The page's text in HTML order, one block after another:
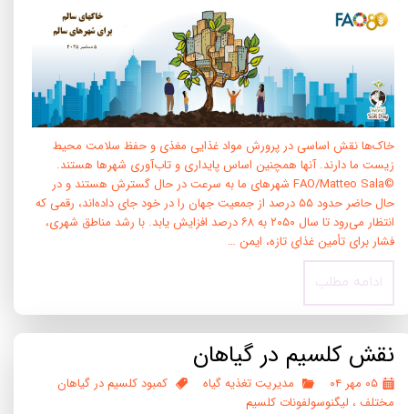
خاک‌ها نقش اساسی در پرورش مواد غذایی مغذی و حفظ سلامت محیط
زیست ما دارند. آنها همچنین اساس پایداری و تاب‌آوری شهرها هستند.
©FAO/Matteo Sala شهرهای ما به سرعت در حال گسترش هستند و در
حال حاضر حدود ۵۵ درصد از جمعیت جهان را در خود جای داده‌اند، رقمی که
انتظار می‌رود تا سال ۲۰۵۰ به ۶۸ درصد افزایش یابد. با رشد مناطق شهری،
فشار برای تأمین غذای تازه، ایمن …
ادامه مطلب
نقش کلسیم در گیاهان
۰۵ مهر ۰۴ مدیریت تغذیه گیاه
کمبود کلسیم در گیاهان
مختلف ، لیگنوسولفونات کلسیم